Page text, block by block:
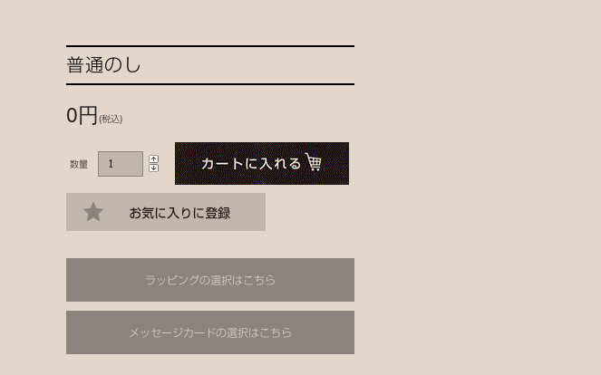
ラッピングの選択はこちら
メッセージカードの選択はこちら
普通のし
0円(税込)
数量